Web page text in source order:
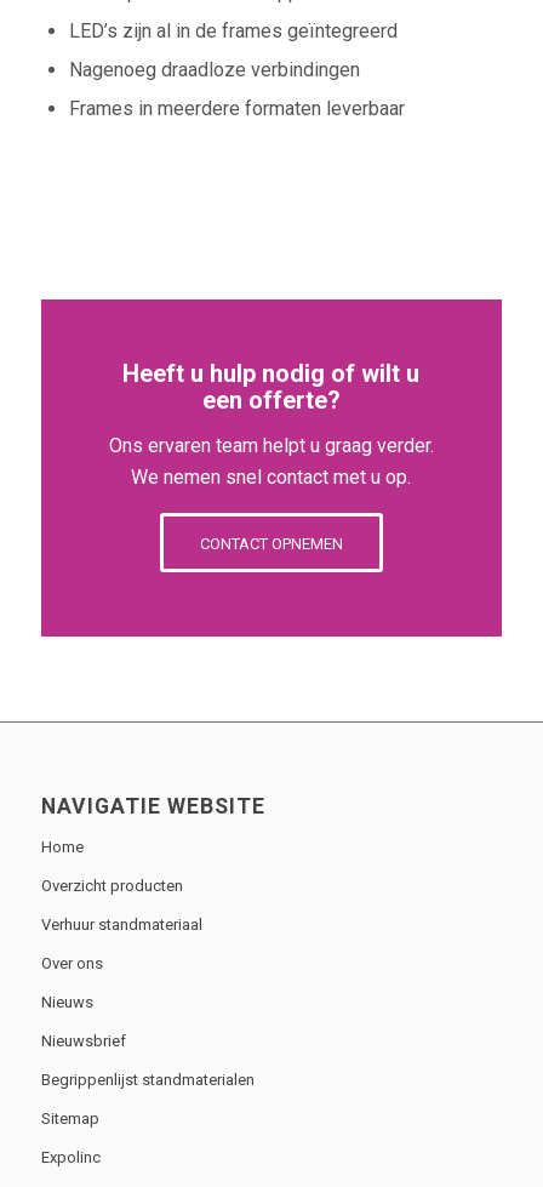
LED’s zijn al in de frames geïntegreerd
Nagenoeg draadloze verbindingen
Frames in meerdere formaten leverbaar
Heeft u hulp nodig of wilt u
een offerte?
Ons ervaren team helpt u graag verder.
We nemen snel contact met u op.
CONTACT OPNEMEN
NAVIGATIE WEBSITE
Home
Overzicht producten
Verhuur standmateriaal
Over ons
Nieuws
Nieuwsbrief
Begrippenlijst standmaterialen
Sitemap
Expolinc